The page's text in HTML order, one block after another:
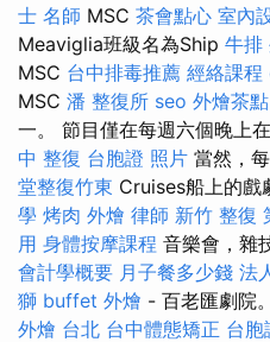
士 名師 MSC 茶會點心 室內
Meaviglia班級名為Ship 牛排
MSC 台中排毒推薦 經絡課程
MSC 潘 整復所 seo 外燴茶點
一。 節目僅在每週六個晚上
中 整復 台胞證 照片 當然，
堂整復竹東 Cruises船上的戲
學 烤肉 外燴 律師 新竹 整復
用 身體按摩課程 音樂會，雜
會計學概要 月子餐多少錢 法
獅 buffet 外燴 - 百老匯劇院。
外燴 台北 台中體態矯正 台胞